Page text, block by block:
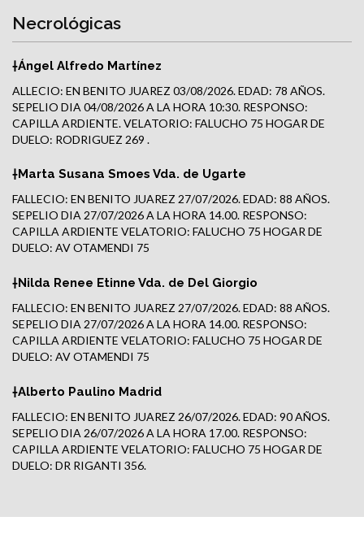
Necrológicas
†Ángel Alfredo Martínez
ALLECIO: EN BENITO JUAREZ 03/08/2026. EDAD: 78 AÑOS.
SEPELIO DIA 04/08/2026 A LA HORA 10:30. RESPONSO:
CAPILLA ARDIENTE. VELATORIO: FALUCHO 75 HOGAR DE
DUELO: RODRIGUEZ 269 .
†Marta Susana Smoes Vda. de Ugarte
FALLECIO: EN BENITO JUAREZ 27/07/2026. EDAD: 88 AÑOS.
SEPELIO DIA 27/07/2026 A LA HORA 14.00. RESPONSO:
CAPILLA ARDIENTE VELATORIO: FALUCHO 75 HOGAR DE
DUELO: AV OTAMENDI 75
†Nilda Renee Etinne Vda. de Del Giorgio
FALLECIO: EN BENITO JUAREZ 27/07/2026. EDAD: 88 AÑOS.
SEPELIO DIA 27/07/2026 A LA HORA 14.00. RESPONSO:
CAPILLA ARDIENTE VELATORIO: FALUCHO 75 HOGAR DE
DUELO: AV OTAMENDI 75
†Alberto Paulino Madrid
FALLECIO: EN BENITO JUAREZ 26/07/2026. EDAD: 90 AÑOS.
SEPELIO DIA 26/07/2026 A LA HORA 17.00. RESPONSO:
CAPILLA ARDIENTE VELATORIO: FALUCHO 75 HOGAR DE
DUELO: DR RIGANTI 356.